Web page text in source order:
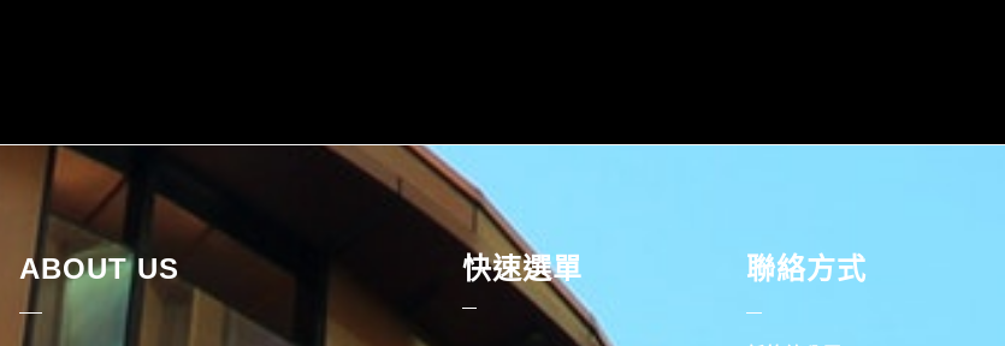
ABOUT US 快速選單 聯絡方式